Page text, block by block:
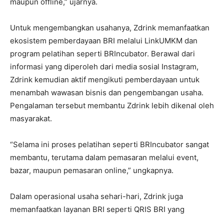
Untuk mengembangkan usahanya, Zdrink memanfaatkan
ekosistem pemberdayaan BRI melalui LinkUMKM dan
program pelatihan seperti BRIncubator. Berawal dari
informasi yang diperoleh dari media sosial Instagram,
Zdrink kemudian aktif mengikuti pemberdayaan untuk
menambah wawasan bisnis dan pengembangan usaha.
Pengalaman tersebut membantu Zdrink lebih dikenal oleh
masyarakat.
“Selama ini proses pelatihan seperti BRIncubator sangat
membantu, terutama dalam pemasaran melalui event,
bazar, maupun pemasaran online,” ungkapnya.
Dalam operasional usaha sehari-hari, Zdrink juga
memanfaatkan layanan BRI seperti QRIS BRI yang